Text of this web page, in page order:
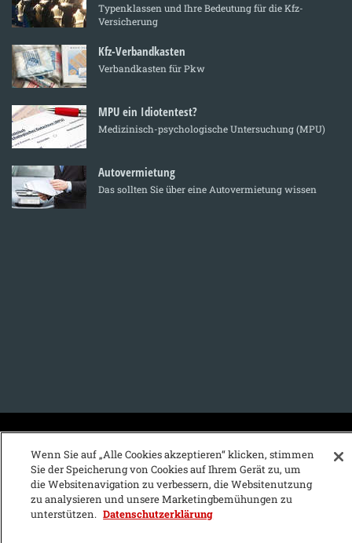
Typenklassen und Ihre Bedeutung für die Kfz-
Versicherung
Kfz-Verbandkasten
Verbandkasten für Pkw
MPU ein Idiotentest?
Medizinisch-psychologische Untersuchung (MPU)
Autovermietung
Das sollten Sie über eine Autovermietung wissen
A B C D E F G H I
K
L M N O P Q R S
Wenn Sie auf „Alle Cookies akzeptieren“ klicken, stimmen
Sie der Speicherung von Cookies auf Ihrem Gerät zu, um
die Websitenavigation zu verbessern, die Websitenutzung
zu analysieren und unsere Marketingbemühungen zu
unterstützen. Datenschutzerklärung